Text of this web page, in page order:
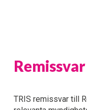
Remissvar
TRIS remissvar till